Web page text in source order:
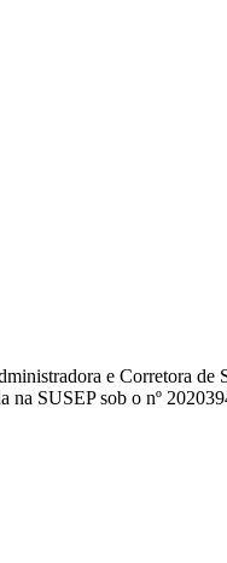
e Corretora
na SUSEP sob o nº